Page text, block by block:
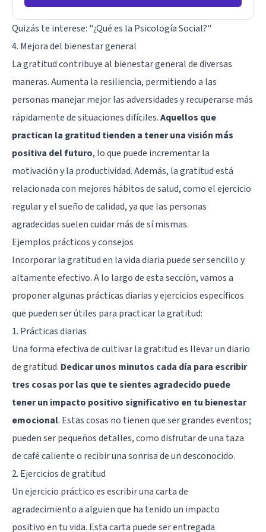
Quizás te interese: "¿Qué es la Psicología Social?"
4. Mejora del bienestar general
La gratitud contribuye al bienestar general de diversas
maneras. Aumenta la resiliencia, permitiendo a las
personas manejar mejor las adversidades y recuperarse más
rápidamente de situaciones difíciles.Aquellos que
practican la gratitud tienden a tener una visión más
positiva del futuro, lo que puede incrementar la
motivación y la productividad. Además, la gratitud está
relacionada con mejores hábitos de salud, como el ejercicio
regular y el sueño de calidad, ya que las personas
agradecidas suelen cuidar más de sí mismas.
Ejemplos prácticos y consejos
Incorporar la gratitud en la vida diaria puede ser sencillo y
altamente efectivo. A lo largo de esta sección, vamos a
proponer algunas prácticas diarias y ejercicios específicos
que pueden ser útiles para practicar la gratitud:
1. Prácticas diarias
Una forma efectiva de cultivar la gratitud es llevar un diario
de gratitud. Dedicar unos minutos cada día para escribir
tres cosas por las que te sientes agradecido puede
tener un impacto positivo significativo en tu bienestar
emocional. Estas cosas no tienen que ser grandes eventos;
pueden ser pequeños detalles, como disfrutar de una taza
de café caliente o recibir una sonrisa de un desconocido.
2. Ejercicios de gratitud
Un ejercicio práctico es escribir una carta de
agradecimiento a alguien que ha tenido un impacto
positivo en tu vida. Esta carta puede ser entregada